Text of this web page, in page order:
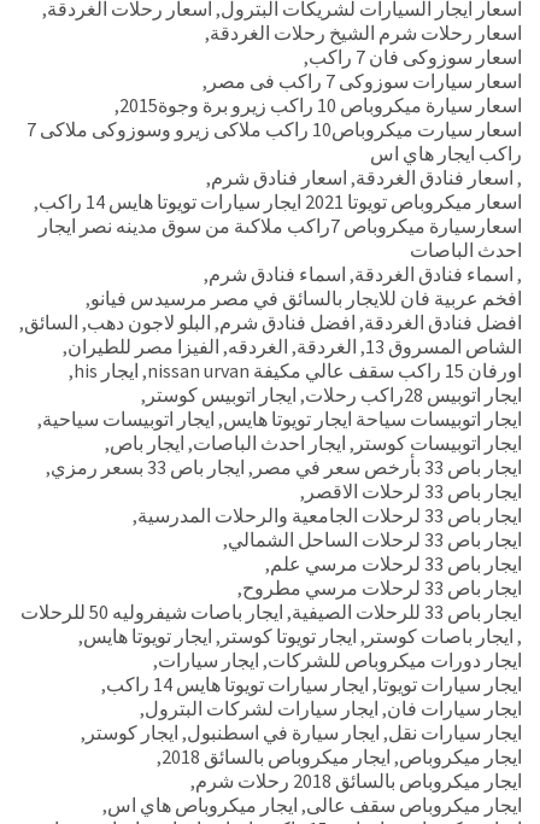
اسعار ايجار السيارات لشريكات البترول, اسعار رحلات الغردقة,
اسعار رحلات شرم الشيخ رحلات الغردقة,
اسعار سوزوكى فان 7 راكب
,
اسعار سيارات سوزوكى 7 راكب فى مصر
,
اسعار سيارة ميكروباص 10 راكب زيرو برة وجوة2015
,
اسعار سيارت ميكروباص10 راكب ملاكى زيرو وسوزوكى ملاكى 7
راكب ايجار هاي اس
, اسعار فنادق الغردقة, اسعار فنادق شرم,
اسعار ميكروباص تويوتا 2021 ايجار سيارات تويوتا هايس 14 راكب
,
اسعارسيارة ميكروباص 7راكب ملاكىة من سوق مدينه نصر ايجار
احدث الباصات
, اسماء فنادق الغردقة, اسماء فنادق شرم,
افخم عربية فان للايجار بالسائق في مصر مرسيدس فيانو,
افضل فنادق الغردقة, افضل فنادق شرم, البلو لاجون دهب, السائق,
الشاص المسروق 13
, الغردقة, الغردقه, الفيزا مصر للطيران,
اورفان 15 راكب سقف عالي مكيفة nissan urvan
, ايجار his
,
ايجار اتوبيس 28راكب رحلات
, ايجار اتوبيس كوستر ,
ايجار اتوبيسات سياحة ايجار تويوتا هايس, ايجار اتوبيسات سياحية,
ايجار اتوبيسات كوستر , ايجار احدث الباصات, ايجار باص,
ايجار باص 33 بأرخص سعر في مصر
, ايجار باص 33 بسعر رمزي
,
ايجار باص 33 لرحلات الاقصر
,
ايجار باص 33 لرحلات الجامعية والرحلات المدرسية
,
ايجار باص 33 لرحلات الساحل الشمالي
,
ايجار باص 33 لرحلات مرسي علم
,
ايجار باص 33 لرحلات مرسي مطروح
,
ايجار باص 33 للرحلات الصيفية
, ايجار باصات شيفروليه 50 للرحلات
, ايجار باصات كوستر , ايجار تويوتا كوستر , ايجار تويوتا هايس,
ايجار دورات ميكروباص للشركات, ايجار سيارات,
ايجار سيارات تويوتا, ايجار سيارات تويوتا هايس 14 راكب
,
ايجار سيارات فان, ايجار سيارات لشركات البترول,
ايجار سيارات نقل, ايجار سيارة في اسطنبول, ايجار كوستر ,
ايجار ميكروباص, ايجار ميكروباص بالسائق 2018
,
ايجار ميكروباص بالسائق 2018 رحلات شرم
,
ايجار ميكروباص سقف عالى, ايجار ميكروباص هاي اس,